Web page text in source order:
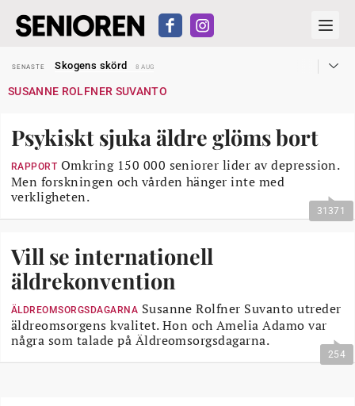
SENASTE
Skogens skörd
8 AUG
SENASTE
Reform för äldre kan bli slag i luften
SENASTE
Snart kan telefonförsäljning förbjudas i Sverige
29 JUL
SENASTE
Hyror rusar ifrån äldres bostadstillägg
28 JUL
SENASTE
Skogens skörd 8 AUG
SUSANNE ROLFNER SUVANTO
Psykiskt sjuka äldre glöms bort
RAPPORT Omkring 150 000 seniorer lider av depression.
Men forskningen och vården hänger inte med
verkligheten.
31371
Vill se internationell
äldrekonvention
ÄLDREOMSORGSDAGARNA Susanne Rolfner Suvanto utreder
äldreomsorgens kvalitet. Hon och Amelia Adamo var
några som talade på Äldreomsorgsdagarna.
254